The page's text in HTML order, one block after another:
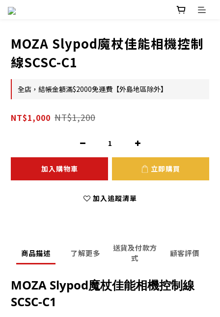
MOZA Slypod魔杖佳能相機控制
線SCSC-C1
全店，結帳金額滿$2000免運費【外島地區除外】
NT$1,000 NT$1,200
加入購物車 立即購買
加入追蹤清單
商品描述 了解更多
送貨及付款方
式
顧客評價
MOZA Slypod魔杖佳能相機控制線
SCSC-C1